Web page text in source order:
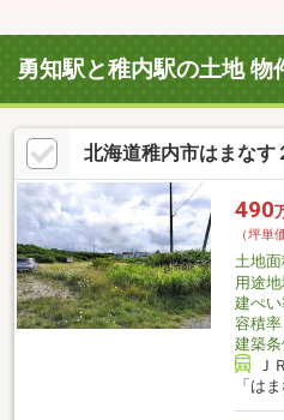
勇知駅と稚内駅の土地 物
北海道稚内市はまなす
490
（坪単
土地
用途
建ぺ
容積率
建築
Ｊ
「は